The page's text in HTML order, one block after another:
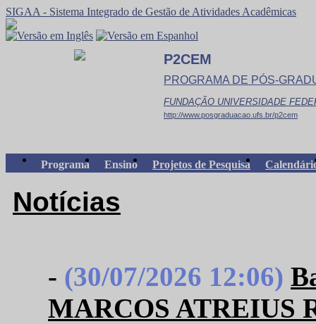
SIGAA - Sistema Integrado de Gestão de Atividades Acadêmicas
P2CEM
PROGRAMA DE PÓS-
FUNDAÇÃO UNIVERSIDADE
http://www.posgraduacao.ufs.br/p2cem
Programa Ensino Projetos de Pesquisa
Notícias
- (30/07/2026 12:06)
MARCOS ATREIUS